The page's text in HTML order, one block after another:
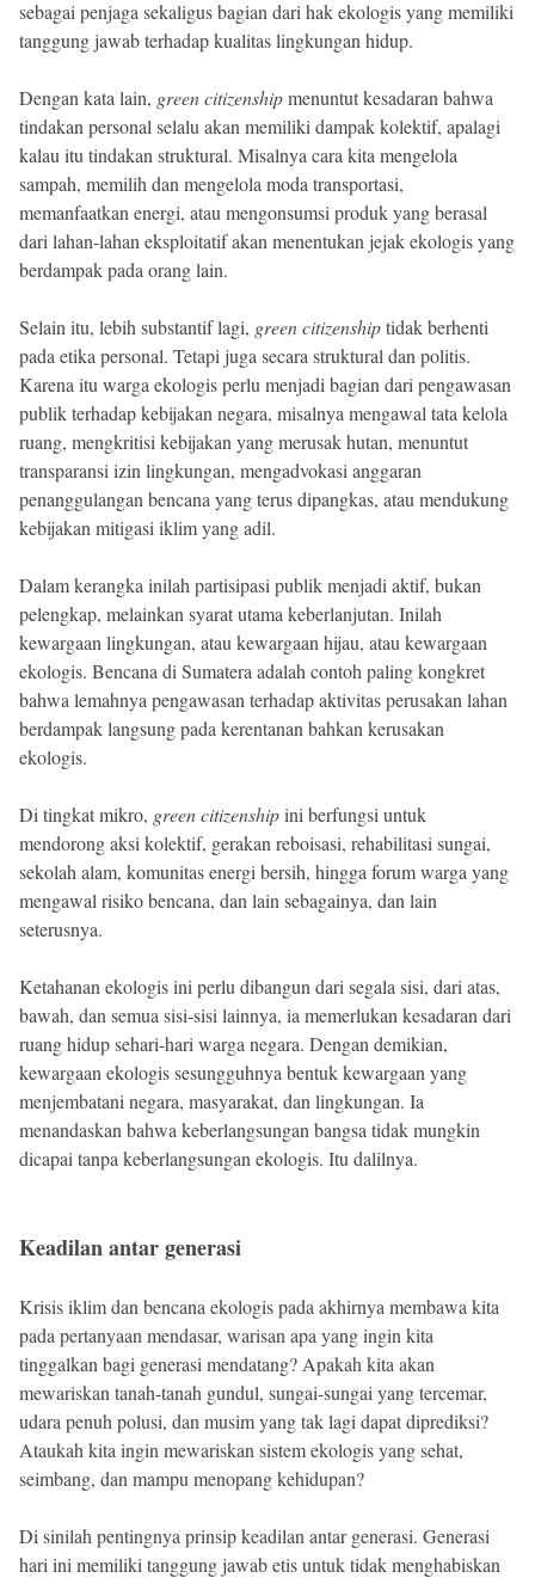
sebagai penjaga sekaligus bagian dari hak ekologis yang memiliki
tanggung jawab terhadap kualitas lingkungan hidup.
Dengan kata lain, green citizenshipmenuntut kesadaran bahwa
tindakan personal selalu akan memiliki dampak kolektif, apalagi
kalau itu tindakan struktural. Misalnya cara kita mengelola
sampah, memilih dan mengelola moda transportasi,
memanfaatkan energi, atau mengonsumsi produk yang berasal
dari lahan-lahan eksploitatif akan menentukan jejak ekologis yang
berdampak pada orang lain.
Selain itu, lebih substantif lagi, green citizenshiptidak berhenti
pada etika personal. Tetapi juga secara struktural dan politis.
Karena itu warga ekologis perlu menjadi bagian dari pengawasan
publik terhadap kebijakan negara, misalnya mengawal tata kelola
ruang, mengkritisi kebijakan yang merusak hutan, menuntut
transparansi izin lingkungan, mengadvokasi anggaran
penanggulangan bencana yang terus dipangkas, atau mendukung
kebijakan mitigasi iklim yang adil.
Dalam kerangka inilah partisipasi publik menjadi aktif, bukan
pelengkap, melainkan syarat utama keberlanjutan. Inilah
kewargaan lingkungan, atau kewargaan hijau, atau kewargaan
ekologis. Bencana di Sumatera adalah contoh paling kongkret
bahwa lemahnya pengawasan terhadap aktivitas perusakan lahan
berdampak langsung pada kerentanan bahkan kerusakan
ekologis.
Di tingkat mikro, green citizenshipini berfungsi untuk
mendorong aksi kolektif, gerakan reboisasi, rehabilitasi sungai,
sekolah alam, komunitas energi bersih, hingga forum warga yang
mengawal risiko bencana, dan lain sebagainya, dan lain
seterusnya.
Ketahanan ekologis ini perlu dibangun dari segala sisi, dari atas,
bawah, dan semua sisi-sisi lainnya, ia memerlukan kesadaran dari
ruang hidup sehari-hari warga negara. Dengan demikian,
kewargaan ekologis sesungguhnya bentuk kewargaan yang
menjembatani negara, masyarakat, dan lingkungan. Ia
menandaskan bahwa keberlangsungan bangsa tidak mungkin
dicapai tanpa keberlangsungan ekologis. Itu dalilnya.
Keadilan antar generasi
Krisis iklim dan bencana ekologis pada akhirnya membawa kita
pada pertanyaan mendasar, warisan apa yang ingin kita
tinggalkan bagi generasi mendatang? Apakah kita akan
mewariskan tanah-tanah gundul, sungai-sungai yang tercemar,
udara penuh polusi, dan musim yang tak lagi dapat diprediksi?
Ataukah kita ingin mewariskan sistem ekologis yang sehat,
seimbang, dan mampu menopang kehidupan?
Di sinilah pentingnya prinsip keadilan antar generasi. Generasi
hari ini memiliki tanggung jawab etis untuk tidak menghabiskan